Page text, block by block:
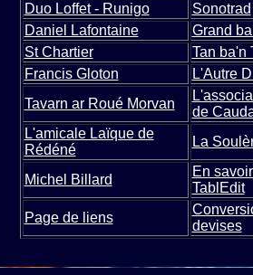
Duo Loffet - Runigo
Sonotrad
Daniel Lafontaine
Grand
St Chartier
Tan ba'n
Francis Gloton
L'Autre
Tavarn ar Roué Morvan
de
L'amicale Laïque de
Rédéné
La
Michel Billard
En
TablEdit
Page de liens
devises